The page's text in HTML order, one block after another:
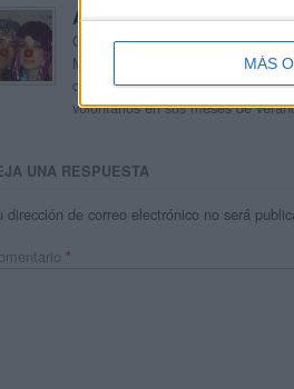
MÁS
Acerca de
Orientación Andújar no es solo
Maribel, que además de ser
dentro del blog y en el cual,
voluntarios en sus meses de
UNA RESPUESTA
dirección de correo electrónico no será
*